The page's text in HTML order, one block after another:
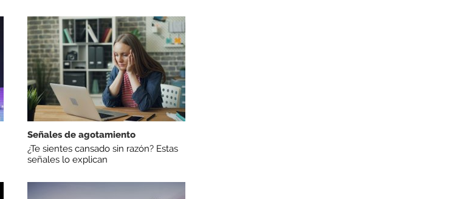
Señales de agotamiento
¿Te sientes cansado sin razón? Estas
señales lo explican